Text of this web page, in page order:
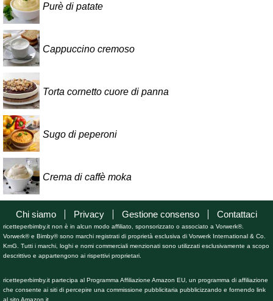
Purè di patate
Cappuccino cremoso
Torta cornetto cuore di panna
Sugo di peperoni
Crema di caffè moka
Chi siamo Privacy Gestione consenso Contattaci
ricetteperbimby.it non è in alcun modo affiliato, sponsorizzato o associato a Vorwerk®.
Vorwerk® e Bimby® sono marchi registrati di proprietà esclusiva di Vorwerk International & Co.
KmG. Tutti i marchi, loghi e nomi commerciali menzionati sono utilizzati esclusivamente a scopo
descrittivo e appartengono ai rispettivi proprietari.
ricetteperbimby.it partecipa al Programma Affiliazione Amazon EU, un programma di affiliazione
che consente ai siti di percepire una commissione pubblicitaria pubblicizzando e fornendo link